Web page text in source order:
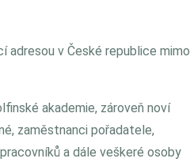
v České republice mimo
akademie, zároveň noví
zaměstnanci pořadatele,
a dále veškeré osoby